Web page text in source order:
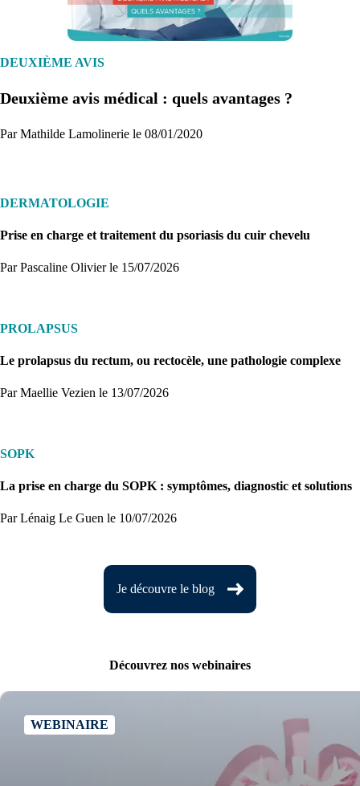
1. Inscription
Créez un compte et récupérez votre dossier médical en parallèle
Je commence
DEUXIÈME AVIS
Deuxième avis médical : quels avantages ?
Par Mathilde Lamolinerie le 08/01/2020
DERMATOLOGIE
Prise en charge et traitement du psoriasis du cuir chevelu
Par Pascaline Olivierle 15/07/2026
PROLAPSUS
Le prolapsus du rectum, ou rectocèle, une pathologie complexe
Par Maellie Vezien le 13/07/2026
SOPK
La prise en charge du SOPK : symptômes, diagnostic et solutions
Par Lénaig Le Guen le 10/07/2026
Je découvre le blog
Découvrez nos webinaires
WEBINAIRE